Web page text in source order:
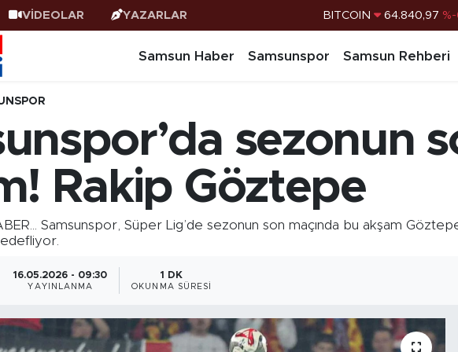
VİDEOLAR YAZARLAR DOLAR 47,7436
BİST100 13.779
BITCOIN 64.840,97 %-
Samsun Haber Samsunspor Samsun Rehberi
sezonun
Rakip Göztepe
Samsunspor, Süper Lig’de sezonun son maçında bu akşam
16.05.2026 - 09:30
YAYINLANMA
1 DK
OKUNMA SÜRESI
Fikstür